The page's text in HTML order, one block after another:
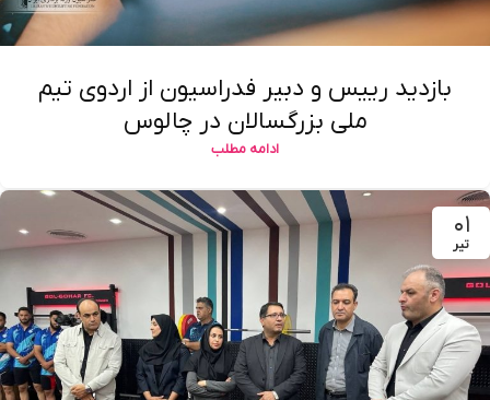
بازدید رییس و دبیر فدراسیون از اردوی تیم
ملی بزرگسالان در چالوس
ادامه مطلب
۰۱
تیر